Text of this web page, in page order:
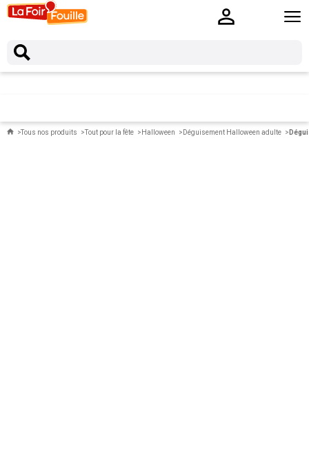
Tous nos produits Tout pour la fête Halloween Déguisement Halloween adulte